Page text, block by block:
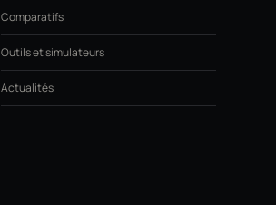
Comparatifs
Outils et simulateurs
Actualités